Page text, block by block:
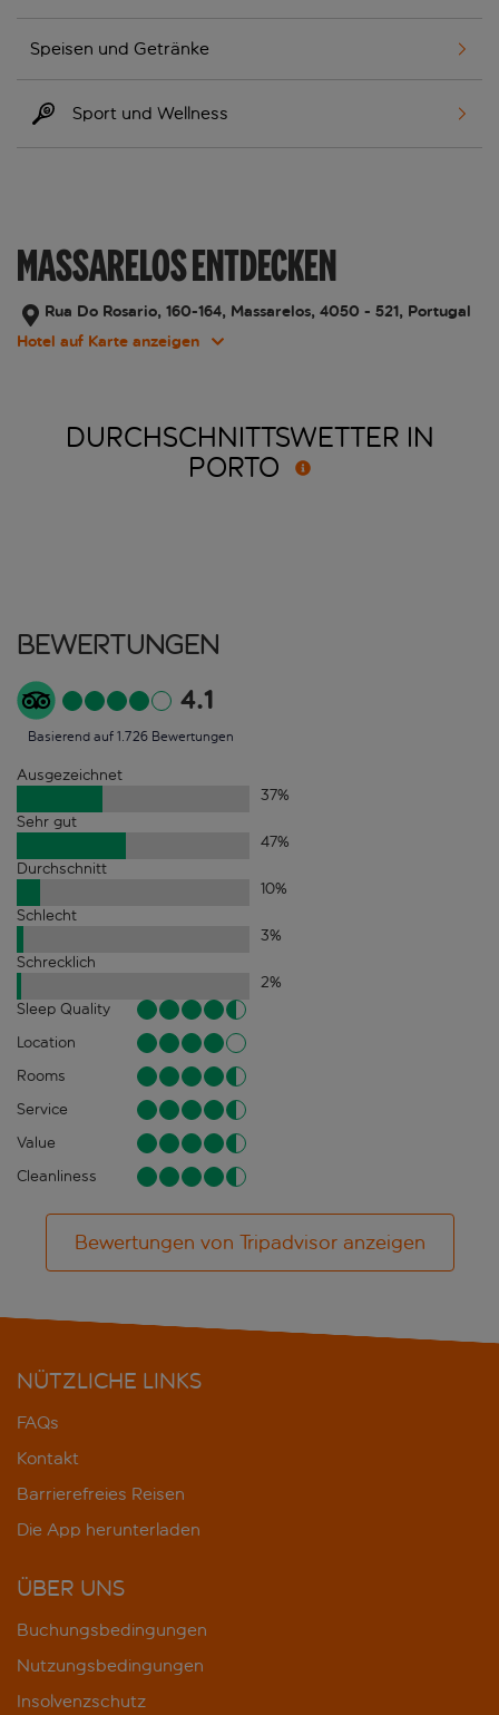
Speisen und Getränke
Sport und Wellness
MASSARELOS ENTDECKEN
Rua Do Rosario, 160-164, Massarelos, 4050 - 521, Portugal
Hotel auf Karte anzeigen
DURCHSCHNITTSWETTER IN
PORTO
Bewertungen
4.1
Basierend auf 1.726 Bewertungen
Ausgezeichnet
37%
Sehr gut
47%
Durchschnitt
10%
Schlecht
3%
Schrecklich
2%
Sleep Quality
Location
Rooms
Service
Value
Cleanliness
Bewertungen von Tripadvisor anzeigen
NÜTZLICHE LINKS
FAQs
Kontakt
Barrierefreies Reisen
Die App herunterladen
ÜBER UNS
Buchungsbedingungen
Nutzungsbedingungen
Insolvenzschutz